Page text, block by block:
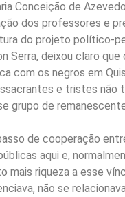
Conceição de
dos professores e
do projeto político-
Serra, deixou claro
com os negros em
e tristes
grupo de
de cooperação
aqui e,
mais riqueza a esse
não se